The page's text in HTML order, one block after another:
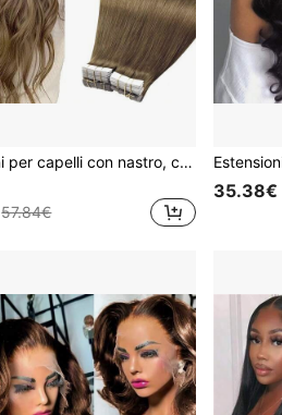
Estensioni per capelli con nastro, capelli lisci e setosi, colore #8 marrone cenere, veri capelli umani, estensioni per capelli senza cuciture, 20 pezzi per donne
57.84€
35.38€